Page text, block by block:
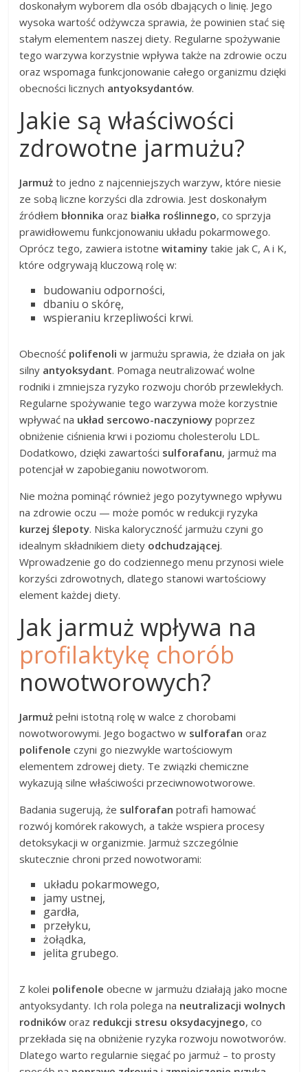
doskonałym wyborem dla osób dbających o linię. Jego
wysoka wartość odżywcza sprawia, że powinien stać się
stałym elementem naszej diety. Regularne spożywanie
tego warzywa korzystnie wpływa także na zdrowie oczu
oraz wspomaga funkcjonowanie całego organizmu dzięki
obecności licznych antyoksydantów.
Jakie są właściwości
zdrowotne jarmużu?
Jarmuż to jedno z najcenniejszych warzyw, które niesie
ze sobą liczne korzyści dla zdrowia. Jest doskonałym
źródłem błonnika oraz białka roślinnego, co sprzyja
prawidłowemu funkcjonowaniu układu pokarmowego.
Oprócz tego, zawiera istotnewitaminy takie jak C, A i K,
które odgrywają kluczową rolę w:
budowaniu odporności,
dbaniu o skórę,
wspieraniu krzepliwości krwi.
Obecność polifenoli w jarmużu sprawia, że działa on jak
silny antyoksydant. Pomaga neutralizować wolne
rodniki i zmniejsza ryzyko rozwoju chorób przewlekłych.
Regularne spożywanie tego warzywa może korzystnie
wpływać na układ sercowo-naczyniowy poprzez
obniżenie ciśnienia krwi i poziomu cholesterolu LDL.
Dodatkowo, dzięki zawartości sulforafanu, jarmuż ma
potencjał w zapobieganiu nowotworom.
Nie można pominąć również jego pozytywnego wpływu
na zdrowie oczu — może pomóc w redukcji ryzyka
kurzej ślepoty. Niska kaloryczność jarmużu czyni go
idealnym składnikiem diety odchudzającej.
Wprowadzenie go do codziennego menu przynosi wiele
korzyści zdrowotnych, dlatego stanowi wartościowy
element każdej diety.
Jak jarmuż wpływa na
profilaktykę chorób
nowotworowych?
Jarmuż pełni istotną rolę w walce z chorobami
nowotworowymi. Jego bogactwo w sulforafan oraz
polifenole czyni go niezwykle wartościowym
elementem zdrowej diety. Te związki chemiczne
wykazują silne właściwości przeciwnowotworowe.
Badania sugerują, że sulforafan potrafi hamować
rozwój komórek rakowych, a także wspiera procesy
detoksykacji w organizmie. Jarmuż szczególnie
skutecznie chroni przed nowotworami:
układu pokarmowego,
jamy ustnej,
gardła,
przełyku,
żołądka,
jelita grubego.
Z kolei polifenole obecne w jarmużu działają jako mocne
antyoksydanty. Ich rola polega na neutralizacji wolnych
rodników oraz redukcji stresu oksydacyjnego, co
przekłada się na obniżenie ryzyka rozwoju nowotworów.
Dlatego warto regularnie sięgać po jarmuż – to prosty